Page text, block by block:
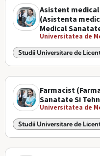
Asistent
(Asistenta
Medical
Universitatea de
Studii Universitare de
Farmacist
Sanatate Si
Universitatea de
Studii Universitare de